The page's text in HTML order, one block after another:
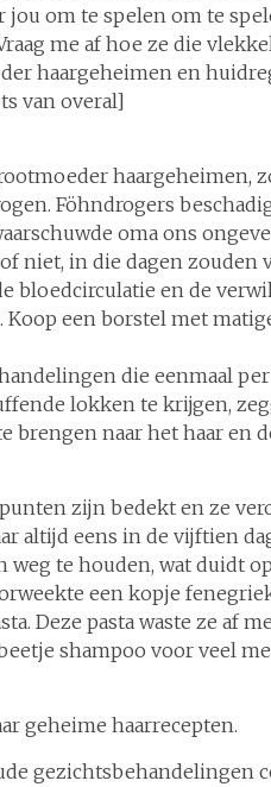
om te spelen om te
me af hoe ze die
haargeheimen en
van overal]
haargeheimen,
Föhndrogers
oma ons
niet, in die dagen zouden
bloedcirculatie en de
een borstel met
die eenmaal
lokken te krijgen,
brengen naar het haar en
zijn bedekt en ze
altijd eens in de vijftien
weg te houden, wat duidt
een kopje
Deze pasta waste ze af
shampoo voor veel
geheime haarrecepten.
gezichtsbehandelingen